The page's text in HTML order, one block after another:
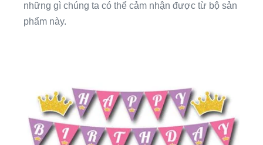
những gì chúng ta có thể cảm nhận được từ bộ sản
phẩm này.